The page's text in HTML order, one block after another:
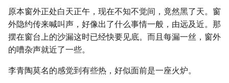
原本窗外正处白天正午，现在不知不觉间，竟然黑了天。窗
外隐约传来喊叫声，好像出了什么事情一般，由远及近。那
摆在窗台上的沙漏这时已经快要见底。而且每漏一丝，窗外
的嘈杂声就近了一些。
李青陶莫名的感觉到有些热，好似面前是一座火炉。